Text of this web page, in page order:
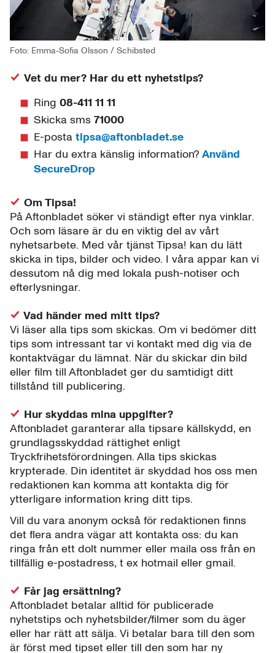
Foto: Emma-Sofia Olsson / Schibsted
Vet du mer? Har du ett nyhetstips?
Ring 08-411 11 11
Skicka sms 71000
E-posta tipsa@aftonbladet.se
Har du extra känslig information? Använd
SecureDrop
Om Tipsa!
På Aftonbladet söker vi ständigt efter nya vinklar.
Och som läsare är du en viktig del av vårt
nyhetsarbete. Med vår tjänst Tipsa! kan du lätt
skicka in tips, bilder och video. I våra appar kan vi
dessutom nå dig med lokala push-notiser och
efterlysningar.
Vad händer med mitt tips?
Vi läser alla tips som skickas. Om vi bedömer ditt
tips som intressant tar vi kontakt med dig via de
kontaktvägar du lämnat. När du skickar din bild
eller film till Aftonbladet ger du samtidigt ditt
tillstånd till publicering.
Hur skyddas mina uppgifter?
Aftonbladet garanterar alla tipsare källskydd, en
grundlagsskyddad rättighet enligt
Tryckfrihetsförordningen. Alla tips skickas
krypterade. Din identitet är skyddad hos oss men
redaktionen kan komma att kontakta dig för
ytterligare information kring ditt tips.
Vill du vara anonym också för redaktionen finns
det flera andra vägar att kontakta oss: du kan
ringa från ett dolt nummer eller maila oss från en
tillfällig e-postadress, t ex hotmail eller gmail.
Får jag ersättning?
Aftonbladet betalar alltid för publicerade
nyhetstips och nyhetsbilder/filmer som du äger
eller har rätt att sälja. Vi betalar bara till den som
är först med tipset eller till den som har ny